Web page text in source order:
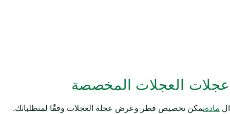
عجلات العجلات المخصصة
ال مادةيمكن تخصيص قطر وعرض عجلة العجلات وفقًا لمتطلباتك.